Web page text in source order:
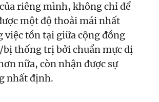
riêng mình, không chỉ để
một độ thoải mái nhất
việc tồn tại giữa cộng đồng
bị thống trị bởi chuẩn mực dị
nữa, còn nhận được sự
nhất định.